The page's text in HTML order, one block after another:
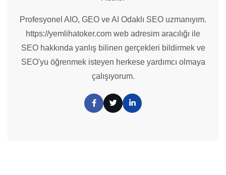
Profesyonel AIO, GEO ve AI Odaklı SEO uzmanıyım.
https://yemlihatoker.com web adresim aracılığı ile
SEO hakkında yanlış bilinen gerçekleri bildirmek ve
SEO'yu öğrenmek isteyen herkese yardımcı olmaya
çalışıyorum.